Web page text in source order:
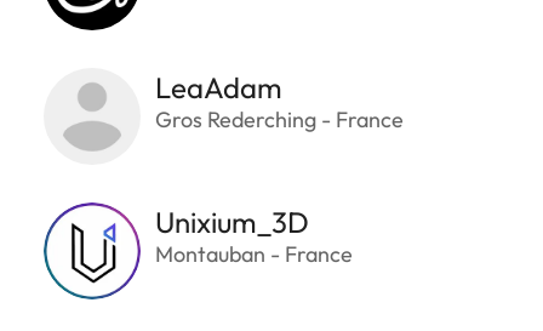
LeaAdam
Gros Rederching - France
Unixium_3D
Montauban - France